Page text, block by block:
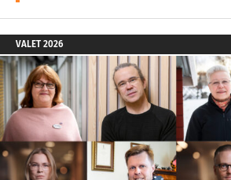
VALET 2026